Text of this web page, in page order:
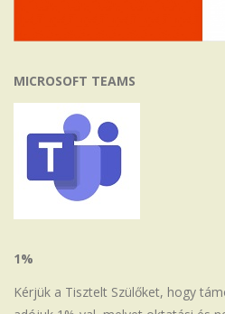
MICROSOFT TEAMS
1%
Kérjük a Tisztelt Szülőket, hogy